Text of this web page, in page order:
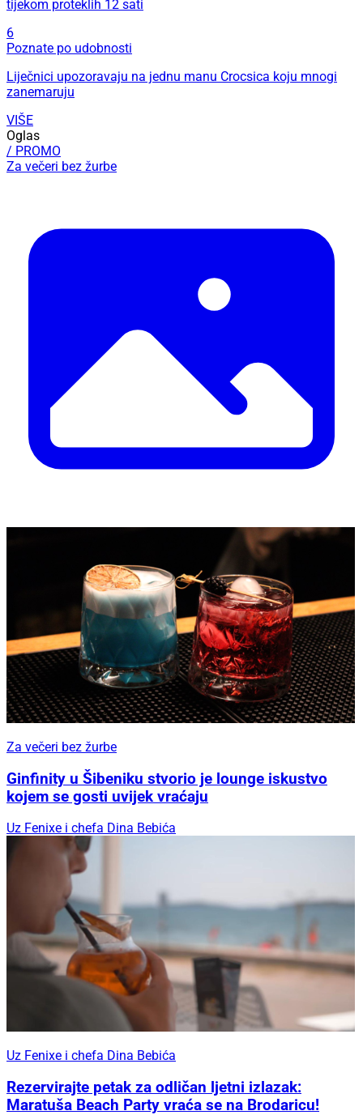
tijekom proteklih 12 sati
6
Poznate po udobnosti
Liječnici upozoravaju na jednu manu Crocsica koju mnogi
zanemaruju
VIŠE
Oglas
/ PROMO
Za večeri bez žurbe
Za večeri bez žurbe
Ginfinity u Šibeniku stvorio je lounge iskustvo
kojem se gosti uvijek vraćaju
Uz Fenixe i chefa Dina Bebića
Uz Fenixe i chefa Dina Bebića
Rezervirajte petak za odličan ljetni izlazak:
Maratuša Beach Party vraća se na Brodaricu!